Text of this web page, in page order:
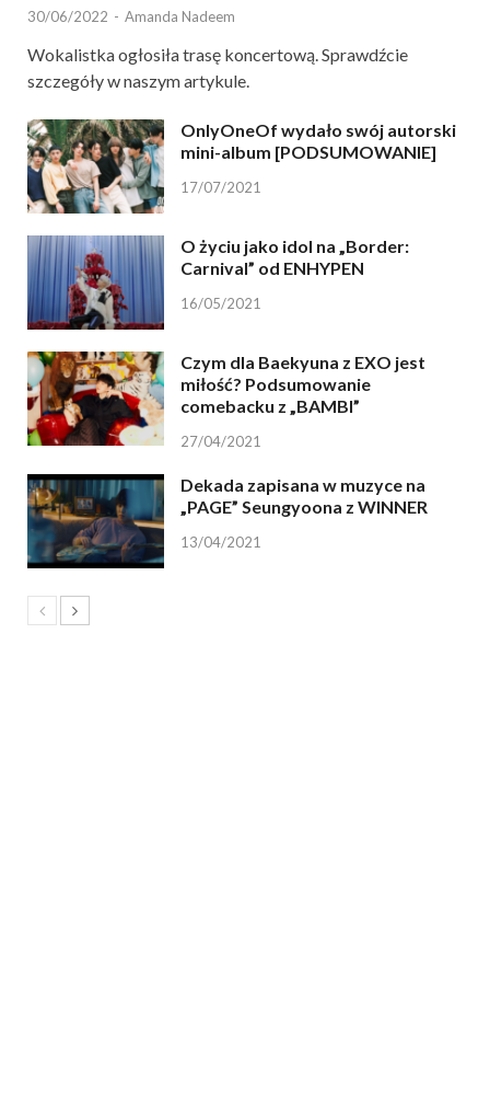
30/06/2022 - Amanda Nadeem
Wokalistka ogłosiła trasę koncertową. Sprawdźcie
szczegóły w naszym artykule.
OnlyOneOf wydało swój autorski
mini-album [PODSUMOWANIE]
17/07/2021
O życiu jako idol na „Border:
Carnival” od ENHYPEN
16/05/2021
Czym dla Baekyuna z EXO jest
miłość? Podsumowanie
comebacku z „BAMBI”
27/04/2021
Dekada zapisana w muzyce na
„PAGE” Seungyoona z WINNER
13/04/2021